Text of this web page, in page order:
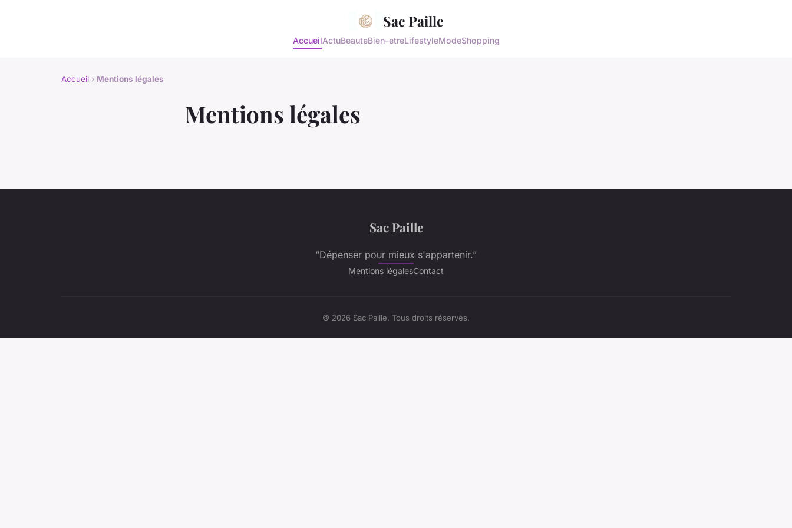
Sac Paille
AccueilActuBeauteBien-etreLifestyleModeShopping
Accueil › Mentions légales
Mentions légales
Sac Paille
“Dépenser pour mieux s'appartenir.”
Mentions légalesContact
© 2026 Sac Paille. Tous droits réservés.